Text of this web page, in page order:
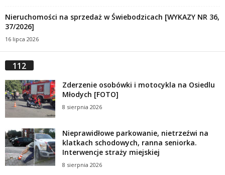
Nieruchomości na sprzedaż w Świebodzicach [WYKAZY NR 36,
37/2026]
16 lipca 2026
112
Zderzenie osobówki i motocykla na Osiedlu
Młodych [FOTO]
8 sierpnia 2026
Nieprawidłowe parkowanie, nietrzeźwi na
klatkach schodowych, ranna seniorka.
Interwencje straży miejskiej
8 sierpnia 2026